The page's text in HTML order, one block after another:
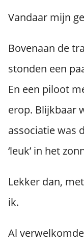
Vandaar mijn
Bovenaan de
stonden een
En een piloot
erop. Blijkbaar
associatie was
‘leuk’ in het
Lekker dan,
ik.
Al